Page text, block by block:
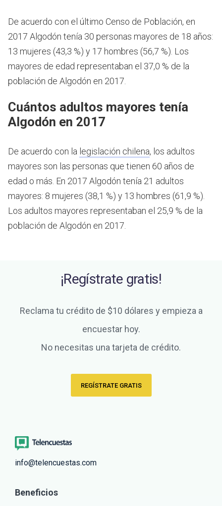
De acuerdo con el último Censo de Población, en
2017 Algodón tenía 30 personas mayores de 18 años:
13 mujeres (43,3 %) y 17 hombres (56,7 %). Los
mayores de edad representaban el 37,0 % de la
población de Algodón en 2017.
Cuántos adultos mayores tenía
Algodón en 2017
De acuerdo con la legislación chilena, los adultos
mayores son las personas que tienen 60 años de
edad o más. En 2017 Algodón tenía 21 adultos
mayores: 8 mujeres (38,1 %) y 13 hombres (61,9 %).
Los adultos mayores representaban el 25,9 % de la
población de Algodón en 2017.
¡Regístrate gratis!
Reclama tu crédito de $10 dólares y empieza a
encuestar hoy.
No necesitas una tarjeta de crédito.
REGÍSTRATE GRATIS
info@telencuestas.com
Beneficios